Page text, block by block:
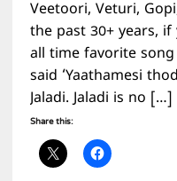
Veetoori, Veturi,
the past 30+ years,
all time favorite
said ‘Yaathamesi
Jaladi. Jaladi is no […]
Share this: